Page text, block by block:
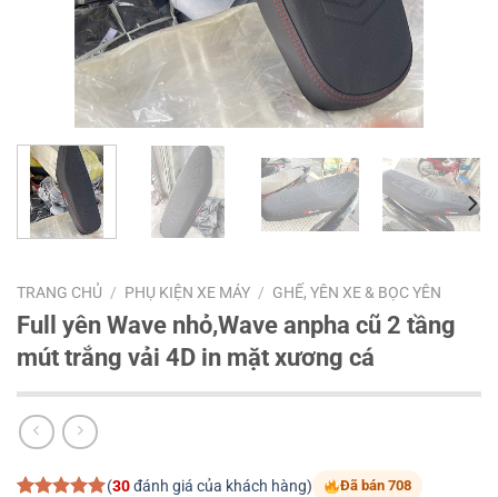
TRANG CHỦ / PHỤ KIỆN XE MÁY / GHẾ, YÊN XE & BỌC YÊN
Full yên Wave nhỏ,Wave anpha cũ 2 tầng
mút trắng vải 4D in mặt xương cá
(30đánh giá của khách hàng) Đã bán 708